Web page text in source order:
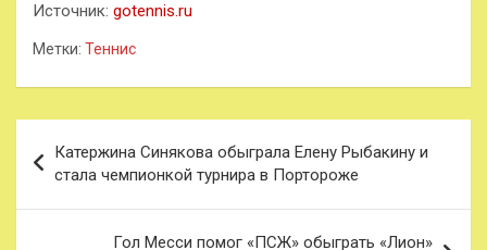
Источник: gotennis.ru
Метки: Теннис
по
записям
Катержина Синякова обыграла Елену Рыбакину и
стала чемпионкой турнира в Портороже
Гол Месси помог «ПСЖ» обыграть «Лион»